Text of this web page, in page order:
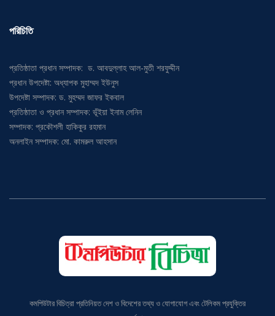
পরিচিতি
প্রতিষ্ঠাতা প্রধান সম্পাদক: ড. আবদুল্লাহ আল-মুতী শরফুদ্দীন
প্রধান উপদেষ্টা: অধ্যাপক মুহাম্মদ ইউনুস
উপদেষ্টা সম্পাদক: ড. মুহম্মদ জাফর ইকবাল
প্রতিষ্ঠাতা ও প্রধান সম্পাদক: ভূঁইয়া ইনাম লেনিন
সম্পাদক: প্রকৌশলী হাকিকুর রহমান
অনলাইন সম্পাদক: মো. কামরুল আহসান
কমপিউটার বিচিত্রা প্রতিনিয়ত দেশ ও বিদেশের তথ্য ও যোগাযোগ এবং টেলিকম প্রযুক্তির